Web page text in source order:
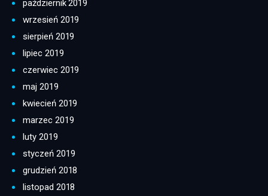
październik 2019
wrzesień 2019
sierpień 2019
lipiec 2019
czerwiec 2019
maj 2019
kwiecień 2019
marzec 2019
luty 2019
styczeń 2019
grudzień 2018
listopad 2018